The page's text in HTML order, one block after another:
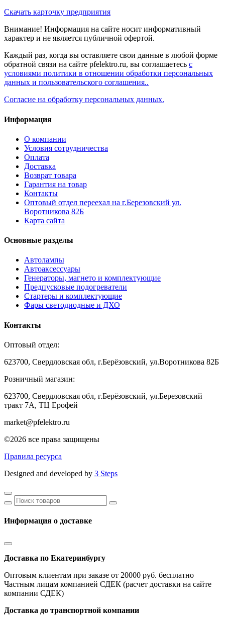
Скачать карточку предприятия
Внимание! Информация на сайте носит информативный
характер и не является публичной офертой.
Каждый раз, когда вы оставляете свои данные в любой форме
обратной связи на сайте pfelektro.ru, вы соглашаетесь с
условиями политики в отношении обработки персональных
данных и пользовательского соглашения..
Согласие на обработку персональных данных.
Информация
О компании
Условия сотрудничества
Оплата
Доставка
Возврат товара
Гарантия на товар
Контакты
Оптовый отдел переехал на г.Березовский ул.
Воротникова 82Б
Карта сайта
Основные разделы
Автолампы
Автоаксессуары
Генераторы, магнето и комплектующие
Предпусковые подогреватели
Стартеры и комплектующие
Фары светодиодные и ДХО
Контакты
Оптовый отдел:
623700, Свердловская обл, г.Берёзовский, ул.Воротникова 82Б
Розничный магазин:
623700, Свердловская обл, г.Берёзовский, ул.Березовский
тракт 7А, ТЦ Ерофей
market@pfelektro.ru
©2026 все права защищены
Правила ресурса
Designed and developed by 3 Steps
Информация о доставке
Доставка по Екатеринбургу
Оптовым клиентам при заказе от 20000 руб. бесплатно
Частным лицам компанией СДЕК (расчет доставки на сайте
компании СДЕК)
Доставка до транспортной компании